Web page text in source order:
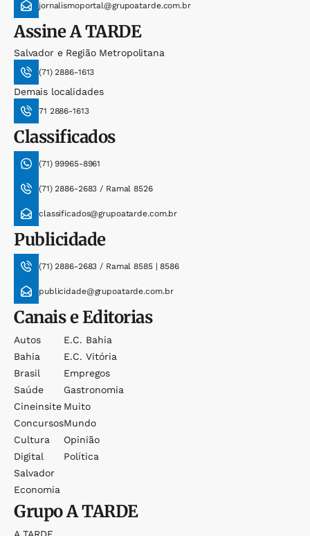
jornalismoportal@grupoatarde.com.br
AssineA TARDE
Salvador e Região Metropolitana
(71) 2886-1613
Demais localidades
71 2886-1613
Classificados
(71) 99965-8961
(71) 2886-2683 / Ramal 8526
classificados@grupoatarde.com.br
Publicidade
(71) 2886-2683 / Ramal 8585 | 8586
publicidade@grupoatarde.com.br
Canais e Editorias
Autos
Bahia
Brasil
Saúde
Cineinsite
Concursos
Cultura
Digital
Salvador
Economia
E.c. Bahia
E.c. Vitória
Empregos
Gastronomia
Muito
Mundo
Opinião
Política
GrupoA TARDE